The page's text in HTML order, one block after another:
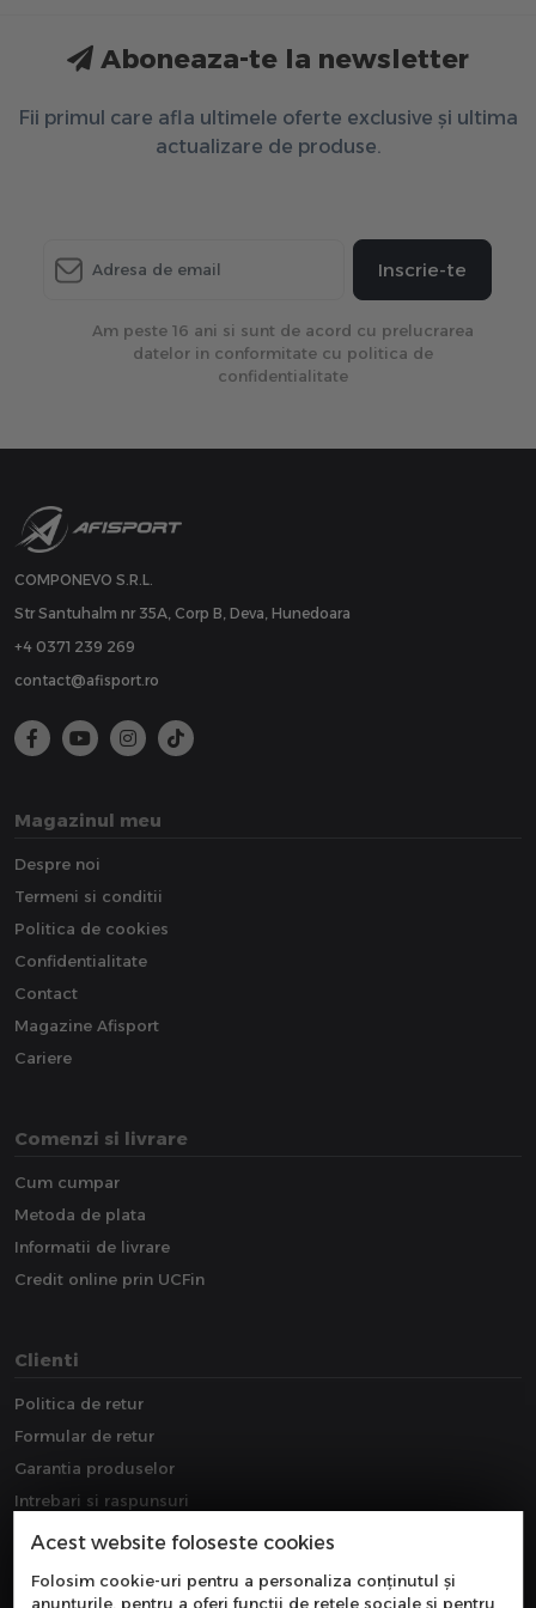
Aboneaza-te la newsletter
Fii primul care afla ultimele oferte exclusive și ultima
actualizare de produse.
Inscrie-te
Am peste 16 ani si sunt de acord cu prelucrarea
datelor in conformitate cu politica de
confidentialitate
COMPONEVO S.R.L.
Str Santuhalm nr 35A, Corp B, Deva, Hunedoara
+4 0371 239 269
contact@afisport.ro
Magazinul meu
Despre noi
Termeni si conditii
Politica de cookies
Confidentialitate
Contact
Magazine Afisport
Cariere
Comenzi si livrare
Cum cumpar
Metoda de plata
Informatii de livrare
Credit online prin UCFin
Clienti
Politica de retur
Formular de retur
Garantia produselor
Intrebari si raspunsuri
Downloads
Acest website foloseste cookies
Folosim cookie-uri pentru a personaliza conținutul și
anunțurile, pentru a oferi funcții de rețele sociale și pentru